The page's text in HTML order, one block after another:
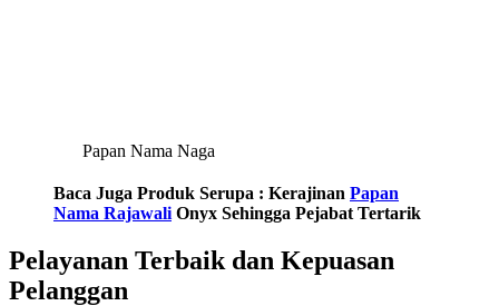
Papan Nama Naga
Baca Juga Produk Serupa : Kerajinan Papan
Nama Rajawali Onyx Sehingga Pejabat Tertarik
Pelayanan Terbaik dan Kepuasan
Pelanggan